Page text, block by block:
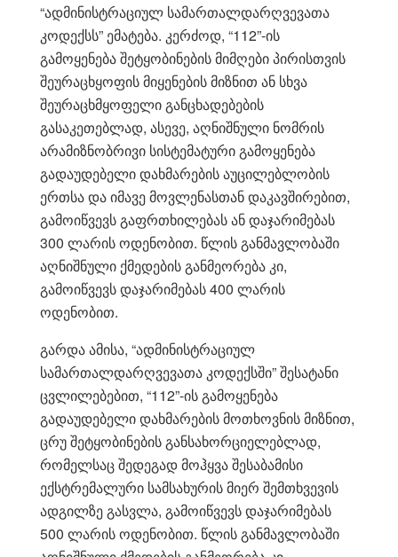
“ადმინისტრაციულ სამართალდარღვევათა
კოდექსს” ემატება. კერძოდ, “112”-ის
გამოყენება შეტყობინების მიმღები პირისთვის
შეურაცხყოფის მიყენების მიზნით ან სხვა
შეურაცხმყოფელი განცხადებების
გასაკეთებლად, ასევე, აღნიშნული ნომრის
არამიზნობრივი სისტემატური გამოყენება
გადაუდებელი დახმარების აუცილებლობის
ერთსა და იმავე მოვლენასთან დაკავშირებით,
გამოიწვევს გაფრთხილებას ან დაჯარიმებას
300 ლარის ოდენობით. წლის განმავლობაში
აღნიშნული ქმედების განმეორება კი,
გამოიწვევს დაჯარიმებას 400 ლარის
ოდენობით.
გარდა ამისა, “ადმინისტრაციულ
სამართალდარღვევათა კოდექსში” შესატანი
ცვლილებებით, “112”-ის გამოყენება
გადაუდებელი დახმარების მოთხოვნის მიზნით,
ცრუ შეტყობინების განსახორციელებლად,
რომელსაც შედეგად მოჰყვა შესაბამისი
ექსტრემალური სამსახურის მიერ შემთხვევის
ადგილზე გასვლა, გამოიწვევს დაჯარიმებას
500 ლარის ოდენობით. წლის განმავლობაში